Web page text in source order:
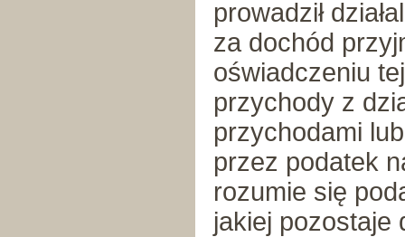
prowadził
za dochód
oświadczeniu
przychody z
przychodami
przez podatek
rozumie się
jakiej pozostaje